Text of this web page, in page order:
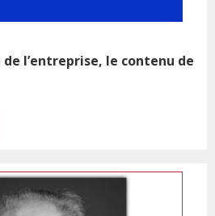
de l’entreprise, le contenu de